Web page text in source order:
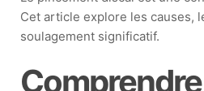
Cet article explore les causes,
soulagement significatif.